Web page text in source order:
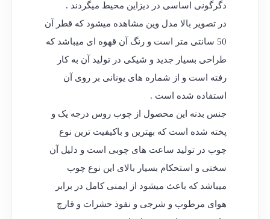
دگرگونی اساسی در دیزاین محیط میگردند .
در تصویر بالا مدل وین مشاهده میشود که قطر آن
50 سانتی متر است و رنگ آن قهوه ای میباشد که
طراحی بسیار جدید و شیکی در تولید آن به کار
رفته است و از شماره های یونانی بر روی آن
استفاده شده است .
جنس بدنه این محصول از چوب روس درجه یک و
پخته شده است که بهترین و باکیفیت ترین نوع
چوب در تولید ساعت های چوبی است و دلیل آن
سختی و استحکام بسیار بالای این نوع چوب
میباشد که باعث میشود از ایمنی کامل در برابر
هوای مرطوب و شرجی و نفوذ حشرات و قارچ